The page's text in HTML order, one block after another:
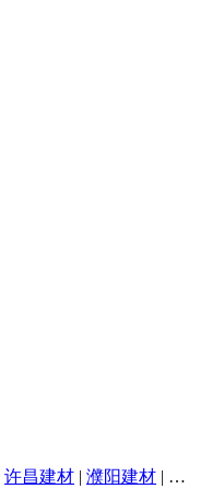
许昌建材 | 濮阳建材 | 焦